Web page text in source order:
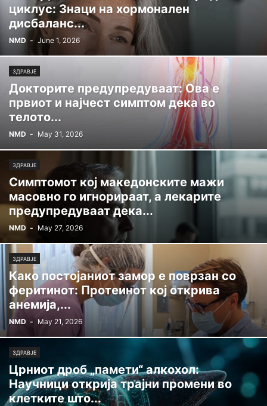
циклус: Знаци на хормонален
дисбаланс...
NMD - June 1, 2026
ЗДРАВЈЕ
Докторите предупредуваат: Ова е
првиот и најчест симптом дека во
телото...
NMD - May 31, 2026
ЗДРАВЈЕ
Симптомот кој македонските мажи
масовно го игнорираат, а лекарите
предупредуваат дека...
NMD - May 27, 2026
ЗДРАВЈЕ
Како постојаниот замор е поврзан со
феритинот: Протеинот кој открива
анемија,...
NMD - May 21, 2026
ЗДРАВЈЕ
Црниот дроб „памети“ алкохол:
Научници открија трајни промени во
клетките што...